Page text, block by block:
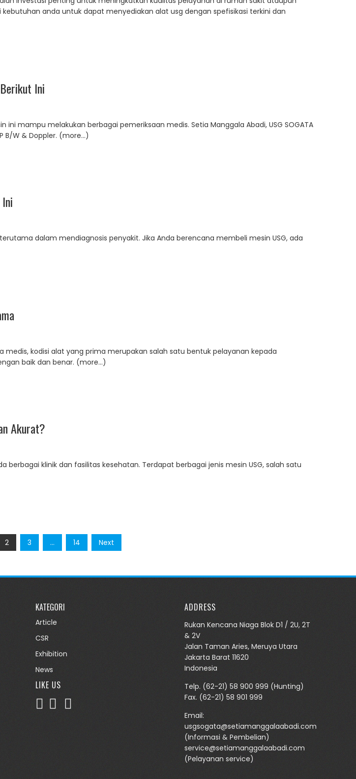
kebutuhan anda untuk dapat menyediakan alat usg dengan spefisikasi terkini dan
Ini
ini mampu melakukan berbagai pemeriksaan medis. Setia Manggala Abadi, USG SOGATA
B/W & Doppler. (more…)
dalam mendiagnosis penyakit. Jika Anda berencana membeli mesin USG, ada
kodisi alat yang prima merupakan salah satu bentuk pelayanan kepada
baik dan benar. (more…)
Akurat?
klinik dan fasilitas kesehatan. Terdapat berbagai jenis mesin USG, salah satu
2 3 … 14 Next
KATEGORI
Article
CSR
Exhibition
News
LIKE US
ADDRESS
Rukan Kencana Niaga Blok D1 / 2U, 2T
& 2V
Jalan Taman Aries, Meruya Utara
Jakarta Barat 11620
Indonesia
Telp. (62-21) 58 900 999 (Hunting)
Fax. (62-21) 58 901 999
Email:
usgsogata@setiamanggalaabadi.com
(Informasi & Pembelian)
service@setiamanggalaabadi.com
(Pelayanan service)